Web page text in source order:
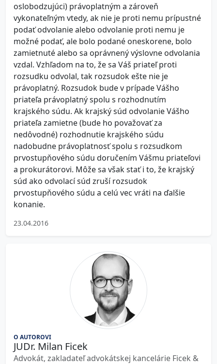
oslobodzujúci) právoplatným a zároveň
vykonateľným vtedy, ak nie je proti nemu prípustné
podať odvolanie alebo odvolanie proti nemu je
možné podať, ale bolo podané oneskorene, bolo
zamietnuté alebo sa oprávnený výslovne odvolania
vzdal. Vzhľadom na to, že sa Váš priateľ proti
rozsudku odvolal, tak rozsudok ešte nie je
právoplatný. Rozsudok bude v prípade Vášho
priateľa právoplatný spolu s rozhodnutím
krajského súdu. Ak krajský súd odvolanie Vášho
priateľa zamietne (bude ho považovať za
nedôvodné) rozhodnutie krajského súdu
nadobudne právoplatnosť spolu s rozsudkom
prvostupňového súdu doručením Vášmu priateľovi
a prokurátorovi. Môže sa však stať i to, že krajský
súd ako odvolací súd zruší rozsudok
prvostupňového súdu a celú vec vráti na ďalšie
konanie.
23.04.2016
O AUTOROVI
JUDr. Milan Ficek
Advokát, zakladateľ advokátskej kancelárie Ficek &